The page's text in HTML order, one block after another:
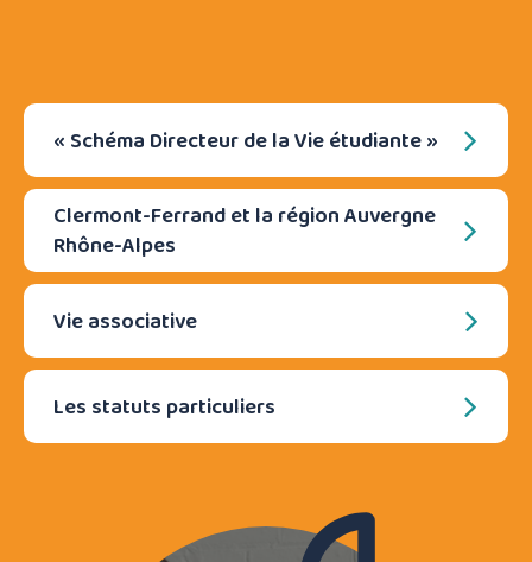
« Schéma Directeur de la Vie étudiante »
Clermont-Ferrand et la région Auvergne
Rhône-Alpes
Vie associative
Les statuts particuliers